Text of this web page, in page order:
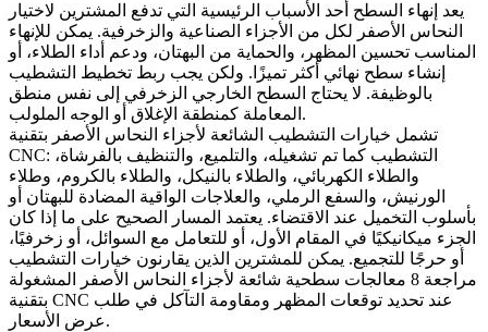
يعد إنهاء السطح أحد الأسباب الرئيسية التي تدفع المشترين لاختيار
النحاس الأصفر لكل من الأجزاء الصناعية والزخرفية. يمكن للإنهاء
المناسب تحسين المظهر، والحماية من البهتان، ودعم أداء الطلاء، أو
إنشاء سطح نهائي أكثر تميزًا. ولكن يجب ربط تخطيط التشطيب
بالوظيفة. لا يحتاج السطح الخارجي الزخرفي إلى نفس منطق
المعاملة كمنطقة الإغلاق أو الوجه الملولب.
تشمل خيارات التشطيب الشائعة لأجزاء النحاس الأصفر بتقنية
CNC: التشطيب كما تم تشغيله، والتلميع، والتنظيف بالفرشاة،
والطلاء الكهربائي، والطلاء بالنيكل، والطلاء بالكروم، وطلاء
الورنيش، والسفع الرملي، والعلاجات الواقية المضادة للبهتان أو
بأسلوب التخميل عند الاقتضاء. يعتمد المسار الصحيح على ما إذا كان
الجزء ميكانيكيًا في المقام الأول، أو للتعامل مع السوائل، أو زخرفيًا،
أو حرجًا للتجميع. يمكن للمشترين الذين يقارنون خيارات التشطيب
مراجعة
8 معالجات سطحية شائعة لأجزاء النحاس الأصفر المشغولة
بتقنية CNC
عرض الأسعار.